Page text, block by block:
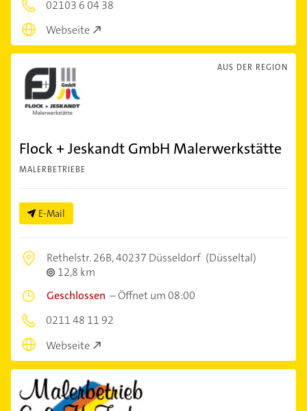
02103 6 04 38
Webseite
AUS DER REGION
Flock + Jeskandt GmbH Malerwerkstätte
MALERBETRIEBE
E-Mail
Rethelstr. 26B,40237 Düsseldorf (Düsseltal)
12,8 km
Geschlossen –Öffnet um 08:00
0211 48 11 92
Webseite